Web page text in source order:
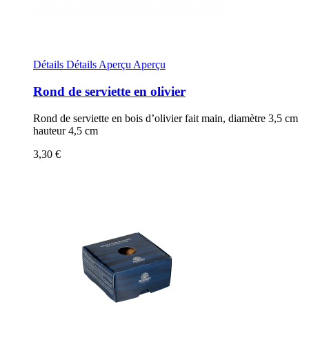
Détails Détails Aperçu Aperçu
Rond de serviette en olivier
Rond de serviette en bois d’olivier fait main, diamètre 3,5 cm
hauteur 4,5 cm
3,30 €